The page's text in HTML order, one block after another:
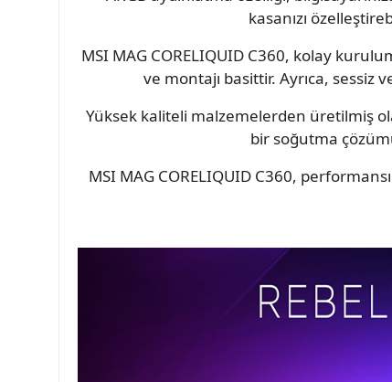
kasanızı
MSI MAG CORELIQUID C360, kolay
ve montajı basittir. Ayrıca,
Yüksek kaliteli malzemelerden üretilmiş
bir soğutma
MSI MAG CORELIQUID C360,